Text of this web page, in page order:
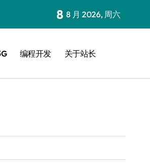
8 8 月 2026, 周六
编程开发 关于站长